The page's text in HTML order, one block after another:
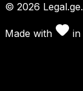
© 2026 Legal.ge.
Made with in